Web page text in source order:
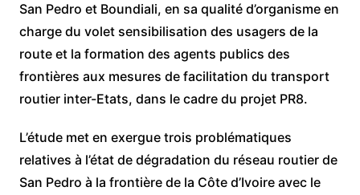
San Pedro et Boundiali, en sa qualité d’organisme en
charge du volet sensibilisation des usagers de la
route et la formation des agents publics des
frontières aux mesures de facilitation du transport
routier inter-Etats, dans le cadre du projet PR8.
L’étude met en exergue trois problématiques
relatives à l’état de dégradation du réseau routier de
San Pedro à la frontière de la Côte d’Ivoire avec le